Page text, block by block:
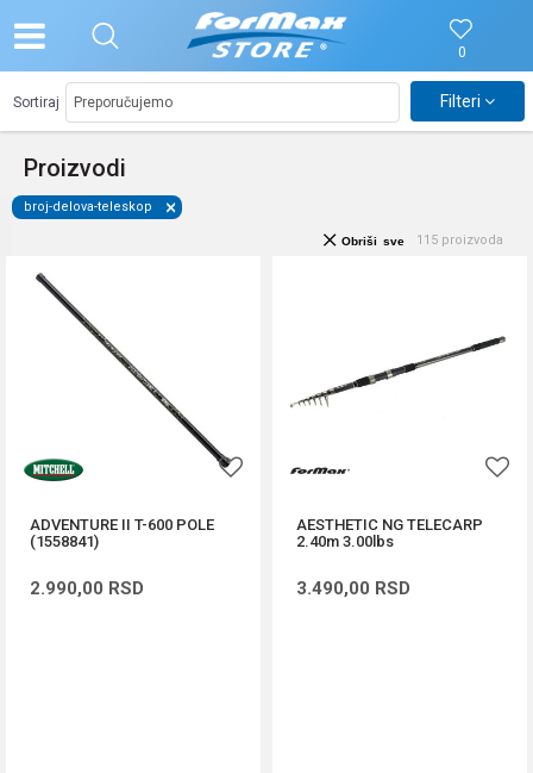
0
Proizvodi
Sortiraj Filteri
broj-delova-teleskop
115 proizvoda
Obriši sve
ADVENTURE II T-600 POLE
(1558841)
2.990,00 RSD
AESTHETIC NG TELECARP
2.40m 3.00lbs
3.490,00 RSD